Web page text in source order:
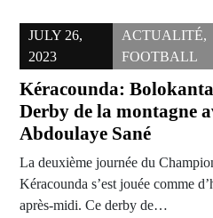
JULY 26,
2023
ACTUALITÉ,
FOOTBALL
Kéracounda:
Derby de la montagne
Abdoulaye Sané
La deuxième journée du
Kéracounda s’est jouée comme
après-midi. Ce derby de…